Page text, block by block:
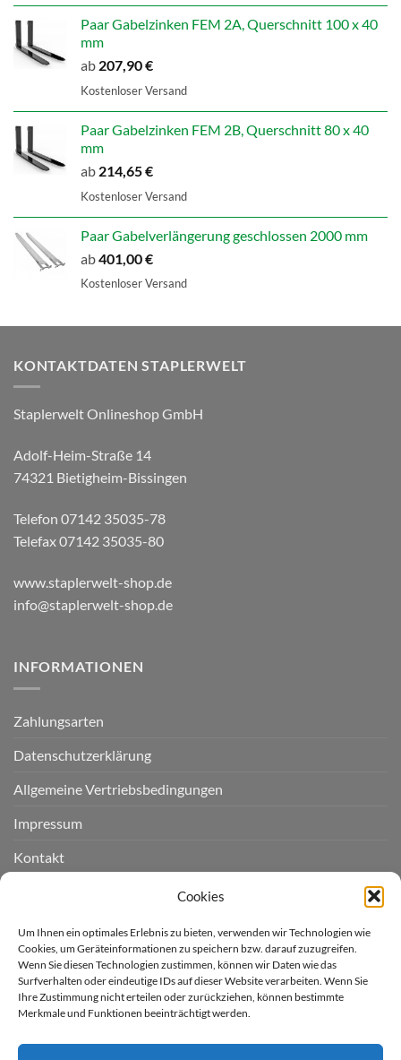
Cookies
Um Ihnen ein optimales Erlebnis zu bieten, verwenden wir Technologien wie
Cookies, um Geräteinformationen zu speichern bzw. darauf zuzugreifen.
Wenn Sie diesen Technologien zustimmen, können wir Daten wie das
Surfverhalten oder eindeutige IDs auf dieser Website verarbeiten. Wenn Sie
Ihre Zustimmung nicht erteilen oder zurückziehen, können bestimmte
Merkmale und Funktionen beeinträchtigt werden.
Paar Gabelzinken FEM 2A, Querschnitt 100 x 40
mm
ab 207,90€
Kostenloser Versand
Paar Gabelzinken FEM 2B, Querschnitt 80 x 40
mm
ab 214,65€
Kostenloser Versand
Paar Gabelverlängerung geschlossen 2000 mm
ab401,00€
Kostenloser Versand
KONTAKTDATEN STAPLERWELT
Staplerwelt Onlineshop GmbH
Adolf-Heim-Straße 14
74321 Bietigheim-Bissingen
Telefon 07142 35035-78
Telefax 07142 35035-80
www.staplerwelt-shop.de
info@staplerwelt-shop.de
INFORMATIONEN
Zahlungsarten
Datenschutzerklärung
Allgemeine Vertriebsbedingungen
Impressum
Kontakt
Cookie-Richtlinie (EU)
LIEFERGEBIET
nur nach Deutschland.